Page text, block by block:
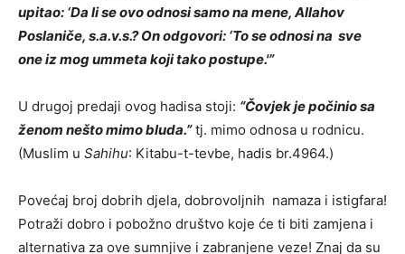
upitao: ‘Da li se ovo odnosi samo na mene, Allahov
Poslaniče, s.a.v.s.? On odgovori: ‘To se odnosi na sve
one iz mog ummeta koji tako postupe.'”
U drugoj predaji ovog hadisa stoji: “Čovjek je počinio sa
ženom nešto mimo bluda.”tj. mimo odnosa u rodnicu.
(Muslim u Sahihu: Kitabu-t-tevbe, hadis br.4964.)
Povećaj broj dobrih djela, dobrovoljnih namaza i istigfara!
Potraži dobro i pobožno društvo koje će ti biti zamjena i
alternativa za ove sumnjive i zabranjene veze! Znaj da su